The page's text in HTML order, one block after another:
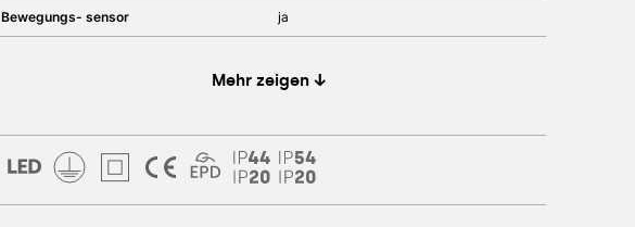
Bewegungs- sensor ja
Mehr zeigen ↓